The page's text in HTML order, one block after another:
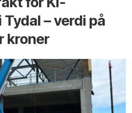
– verdi på
kroner